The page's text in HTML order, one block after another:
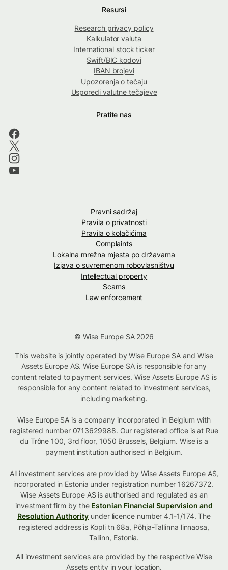
Resursi
Research privacy policy
Kalkulator valuta
International stock ticker
Swift/BIC kodovi
IBAN brojevi
Upozorenja o tečaju
Usporedi valutne tečajeve
Pratite nas
Pravni sadržaj
Pravila o privatnosti
Pravila o kolačićima
Complaints
Lokalna mrežna mjesta po državama
Izjava o suvremenom robovlasništvu
Intellectual property
Scams
Law enforcement
© Wise Europe SA 2026
This website is jointly operated by Wise Europe SA and Wise
Assets Europe AS. Wise Europe SA is responsible for any
content related to payment services. Wise Assets Europe AS is
responsible for any content related to investment services,
including marketing.
Wise Europe SA is a company incorporated in Belgium with
registered number 0713629988. Our registered office is at Rue
du Trône 100, 3rd floor, 1050 Brussels, Belgium. Wise is a
payment institution authorised in Belgium.
All investment services are provided by Wise Assets Europe AS,
incorporated in Estonia under registration number 16267372.
Wise Assets Europe AS is authorised and regulated as an
investment firm by the Estonian Financial Supervision and
Resolution Authority under licence number 4.1-1/174. The
registered address is Kopli tn 68a, Põhja-Tallinna linnaosa,
Tallinn, Estonia.
All investment services are provided by the respective Wise
Assetsentity in your location.